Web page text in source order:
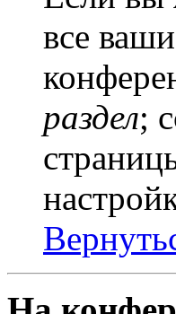
все
раздел;